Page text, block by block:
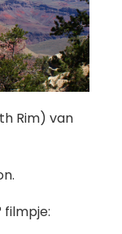
Rim) van
filmpje: